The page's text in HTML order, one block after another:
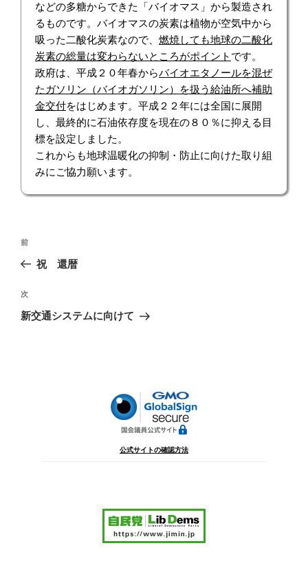
などの多糖からできた「バイオマス」から製造され
るものです。バイオマスの炭素は植物が空気中から
吸った二酸化炭素なので、 燃焼しても地球の二酸化
炭素の総量は変わらないところがポイント です。
政府は、平成２０年春からバイオエタノールを混ぜ
たガソリン（バイオガソリン）を扱う給油所へ補助
金交付をはじめます。平成２２年には全国に展開
し、最終的に石油依存度を現在の８０％に抑える目
標を設定しました。
これからも地球温暖化の抑制・防止に向けた取り組
みにご協力願います。
投
ビ
ゲ
前
の
稿
前
祝 還暦
次
の
次
新交通システムに向けて
公式サイトの確認方法